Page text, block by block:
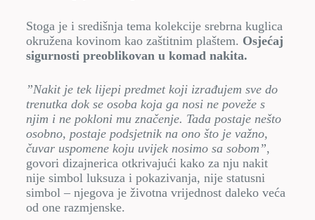
Stoga je i središnja tema kolekcije srebrna kuglica
okružena kovinom kao zaštitnim plaštem. Osjećaj
sigurnosti preoblikovan u komad nakita.
”Nakit je tek lijepi predmet koji izrađujem sve do
trenutka dok se osoba koja ga nosi ne poveže s
njim i ne pokloni mu značenje. Tada postaje nešto
osobno, postaje podsjetnik na ono što je važno,
čuvar uspomene koju uvijek nosimo sa sobom”,
govori dizajnerica otkrivajući kako za nju nakit
nije simbol luksuza i pokazivanja, nije statusni
simbol – njegova je životna vrijednost daleko veća
od one razmjenske.